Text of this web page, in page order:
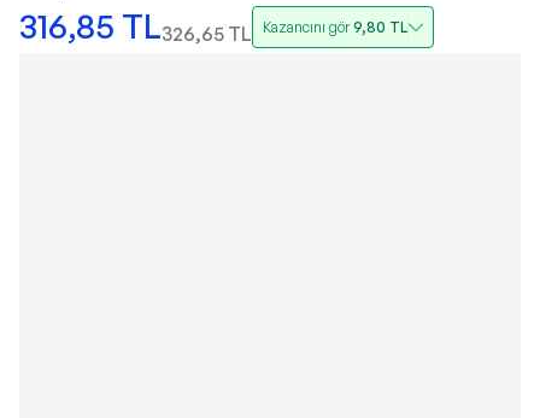
316,85 TL326,65 TL Kazancını gör9,80 TL